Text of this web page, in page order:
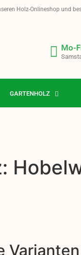
Holz-Onlineshop und
Mo-
GARTENHOLZ